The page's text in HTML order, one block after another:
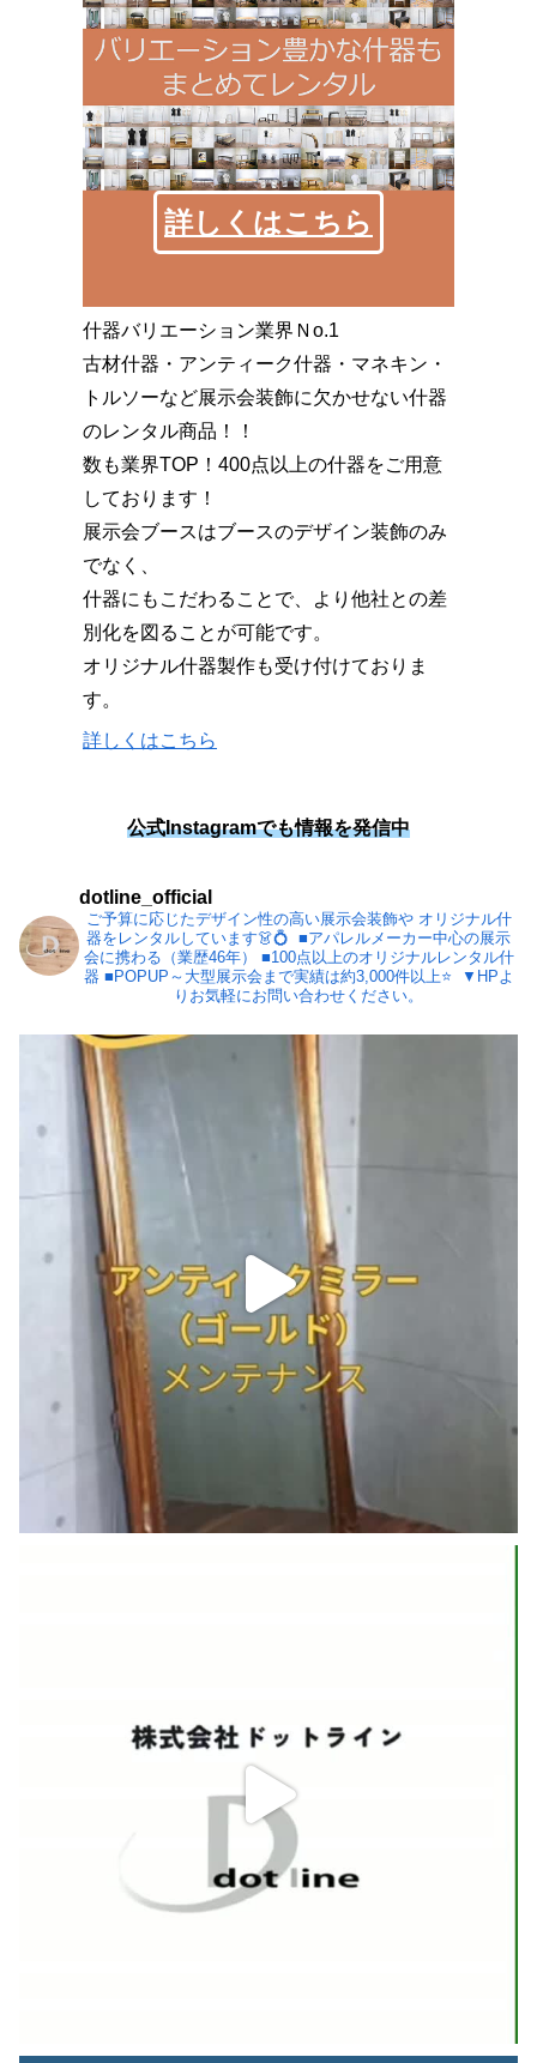
詳しくはこちら
什器バリエーション業界Ｎo.1
古材什器・アンティーク什器・マネキン・
トルソーなど展示会装飾に欠かせない什器
のレンタル商品！！
数も業界TOP！400点以上の什器をご用意
しております！
展示会ブースはブースのデザイン装飾のみ
でなく、
什器にもこだわることで、より他社との差
別化を図ることが可能です。
オリジナル什器製作も受け付けておりま
す。
詳しくはこちら
公式Instagramでも情報を発信中
dotline_official
ご予算に応じたデザイン性の高い展示会装飾やオリジナル什
器をレンタルしています👗💍⁡ ■アパレルメーカー中心の展示
会に携わる（業歴46年）
■100点以上のオリジナルレンタル什
器 ■POPUP～大型展示会まで実績は約3,000件以上⭐⁡
▼HPよ
りお気軽にお問い合わせください。